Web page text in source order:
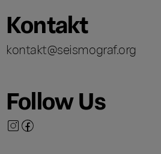
Kontakt
kontakt@seismograf.org
Follow Us